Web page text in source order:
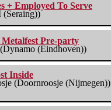
+ Employed To Serve
Pre-party
(Eindhoven))
Inside
(Doornroosje (Nijmegen))